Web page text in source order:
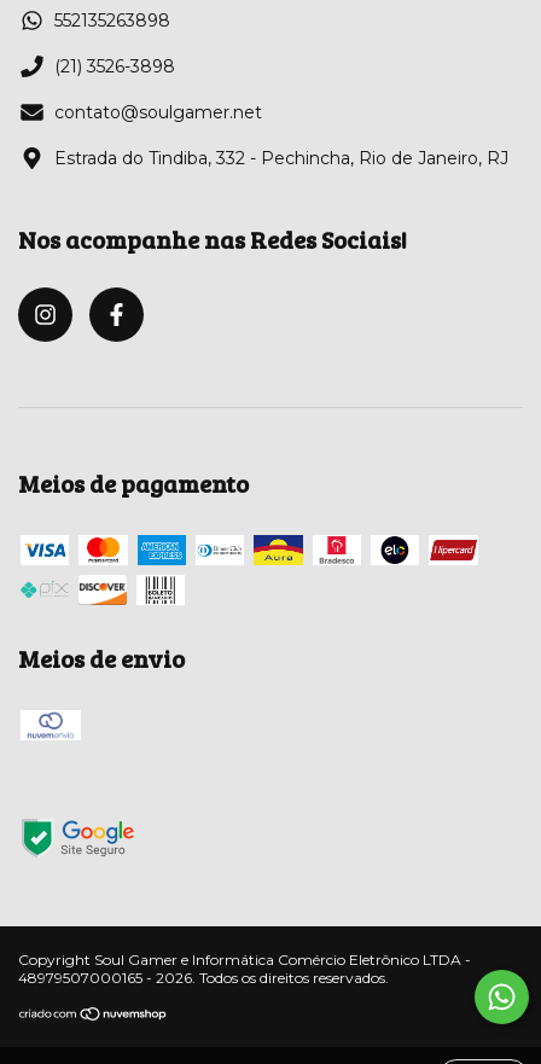
552135263898
(21) 3526-3898
contato@soulgamer.net
Estrada do Tindiba, 332 - Pechincha, Rio de Janeiro, RJ
Nos acompanhe nas Redes Sociais!
Meios de pagamento
Meios de envio
Copyright Soul Gamer e Informática Comércio Eletrônico LTDA -
48979507000165 - 2026. Todos os direitos reservados.